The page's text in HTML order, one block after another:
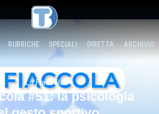
RUBRICHE SPECIALI DIRETTA ARCHIVIO
La Fiaccola
#51: la psicologia